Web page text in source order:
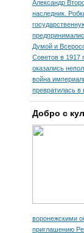
Александр
наследник.
Думой и
Советов в 1917
оказались
война
превратилась в
Добро с
воронежскими
приглашению